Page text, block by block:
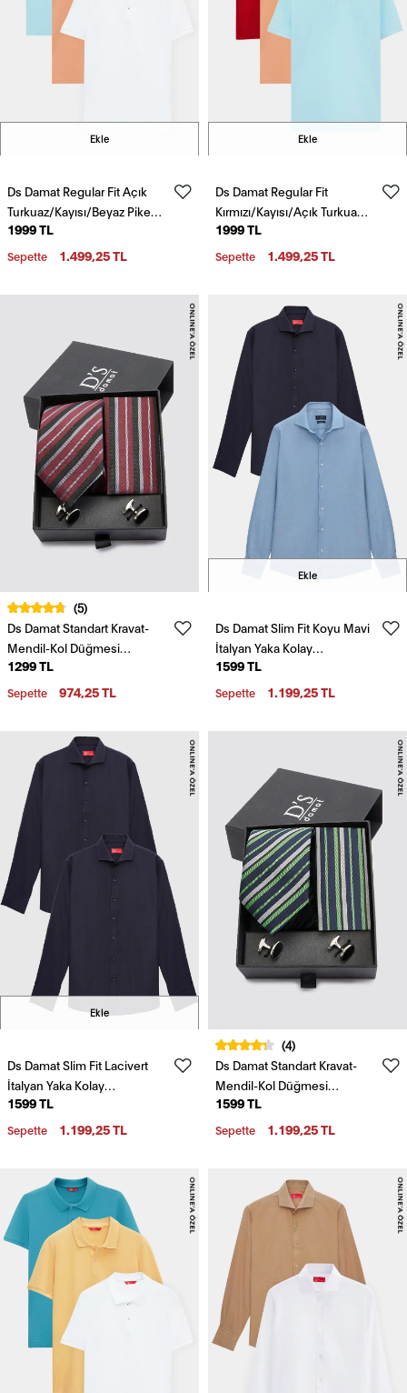
Ekle
Ds Damat Regular Fit Açık
Turkuaz/Kayısı/Beyaz Pike
Dokulu %100 Pamuk Polo
Yaka T-Shirt
1999 TL
Sepette 1.499,25 TL
Ekle
Ds Damat Regular Fit
Kırmızı/Kayısı/Açık Turkuaz
Pike Dokulu %100 Pamuk
Polo Yaka T-Shirt
1999 TL
Sepette 1.499,25 TL
(5)
Ds Damat Standart Kravat-
Mendil-Kol Düğmesi
Aksesuar Setleri
1299 TL
Sepette 974,25 TL
Ekle
Ds Damat Slim Fit Koyu Mavi
İtalyan Yaka Kolay
Ütülenebilir 2'Li Gömlek
1599 TL
Sepette 1.199,25 TL
Ekle
Ds Damat Slim Fit Lacivert
İtalyan Yaka Kolay
Ütülenebilir 2'Li Gömlek
1599 TL
Sepette 1.199,25 TL
(4)
Ds Damat Standart Kravat-
Mendil-Kol Düğmesi
Aksesuar Setleri
1599 TL
Sepette 1.199,25 TL